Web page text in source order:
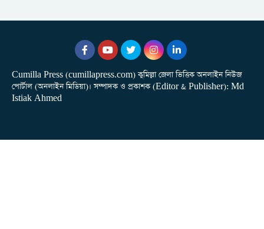
Cumilla Press (cumillapress.com) কুমিল্লা জেলা ভিত্তিক অনলাইন নিউজ
পোর্টাল (অনলাইন মিডিয়া)। সম্পাদক ও প্রকাশক (Editor & Publisher): Md
Istiak Ahmed